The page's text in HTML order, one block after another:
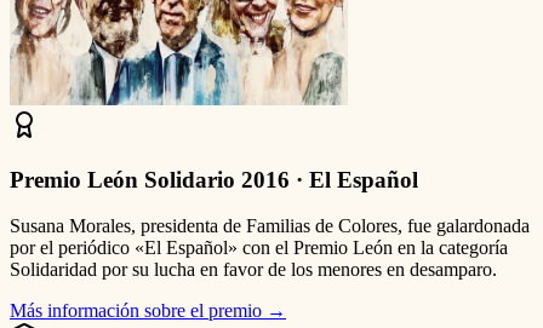
Premio León Solidario 2016 · El Español
Susana Morales, presidenta de Familias de Colores, fue galardonada
por el periódico «El Español» con el Premio León en la categoría
Solidaridad por su lucha en favor de los menores en desamparo.
Más información sobre el premio →